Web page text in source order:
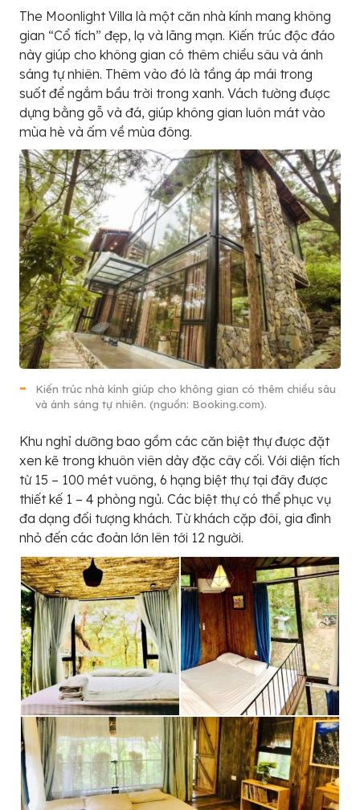
The Moonlight Villa là một căn nhà kính mang không
gian “Cổ tích” đẹp, lạ và lãng mạn. Kiến trúc độc đáo
này giúp cho không gian có thêm chiều sâu và ánh
sáng tự nhiên. Thêm vào đó là tầng áp mái trong
suốt để ngắm bầu trời trong xanh. Vách tường được
dựng bằng gỗ và đá, giúp không gian luôn mát vào
mùa hè và ấm về mùa đông.
Kiến trúc nhà kính giúp cho không gian có thêm chiều sâu
và ánh sáng tự nhiên. (nguồn: Booking.com).
Khu nghỉ dưỡng bao gồm các căn biệt thự được đặt
xen kẽ trong khuôn viên dày đặc cây cối. Với diện tích
từ 15 – 100 mét vuông, 6 hạng biệt thự tại đây được
thiết kế 1 – 4 phòng ngủ. Các biệt thự có thể phục vụ
đa dạng đối tượng khách. Từ khách cặp đôi, gia đình
nhỏ đến các đoàn lớn lên tới 12 người.